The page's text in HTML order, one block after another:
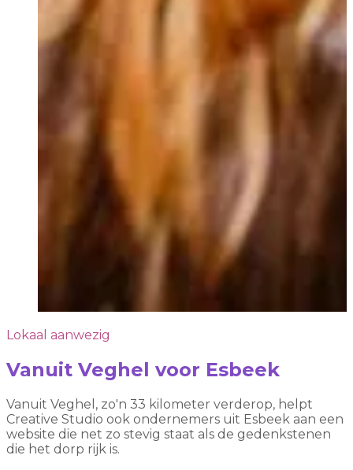
Lokaal aanwezig
Vanuit Veghel voor Esbeek
Vanuit Veghel, zo'n 33 kilometer verderop, helpt
Creative Studio ook ondernemers uit Esbeek aan een
website die net zo stevig staat als de gedenkstenen
die het dorp rijk is.